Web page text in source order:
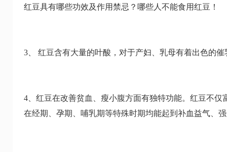
红豆具有哪些功效及作用禁忌？哪些人不能食用红豆！
3、 红豆含有大量的叶酸，对于产妇、乳母有着出色的催
4、红豆在改善贫血、瘦小腹方面有独特功能。红豆不
在经期、孕期、哺乳期等特殊时期均能起到补血益气、